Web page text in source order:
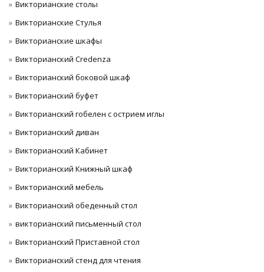
Викторианские столы
Викторианские Стулья
Викторианские шкафы
Викторианский Credenza
Викторианский боковой шкаф
Викторианский буфет
Викторианский гобелен с острием иглы
Викторианский диван
Викторианский Кабинет
Викторианский Книжный шкаф
Викторианский мебель
Викторианский обеденный стол
викторианский письменный стол
Викторианский Приставной стол
Викторианский стенд для чтения